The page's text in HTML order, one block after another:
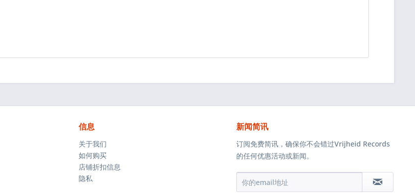
信息
关于我们
如何购买
店铺折扣信息
隐私
新闻简讯
订阅免费简讯，确保你不会错过Vrijheid Records
的任何优惠活动或新闻。